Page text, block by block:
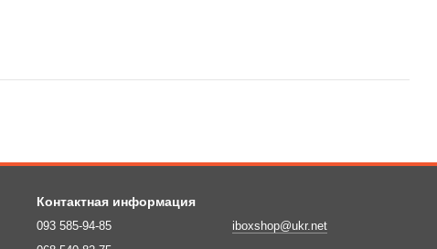
Контактная информация
093 585-94-85
iboxshop@ukr.net